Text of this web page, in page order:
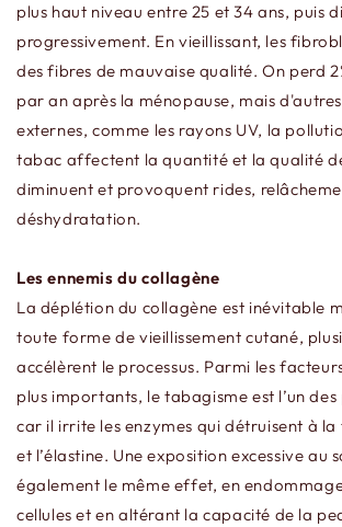
plus haut niveau entre 25 et 34 ans, puis
progressivement. En vieillissant, les
des fibres de mauvaise qualité. On perd
par an après la ménopause, mais
externes, comme les rayons UV, la
tabac affectent la quantité et la qualité
diminuent et provoquent rides,
déshydratation.
Les ennemis du collagène
La déplétion du collagène est inévitable
toute forme de vieillissement cutané,
accélèrent le processus. Parmi les
plus importants, le tabagisme est l’un
car il irrite les enzymes qui détruisent à
et l’élastine. Une exposition excessive au
également le même effet, en
cellules et en altérant la capacité de la